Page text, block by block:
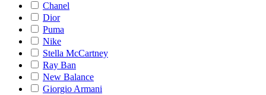
Chanel
Dior
Puma
Nike
Stella McCartney
Ray Ban
New Balance
Giorgio Armani